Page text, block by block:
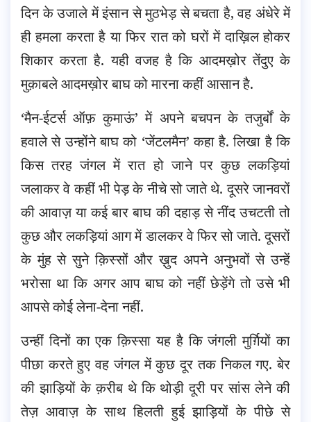
दिन के उजाले में इंसान से मुठभेड़ से बचता है, वह अंधेरे में
ही हमला करता है या फिर रात को घरों में दाख़िल होकर
शिकार करता है. यही वजह है कि आदमख़ोर तेंदुए के
मुक़ाबले आदमख़ोर बाघ को मारना कहीं आसान है.
‘मैन-ईटर्स ऑफ़ कुमाऊं’ में अपने बचपन के तजुर्बों के
हवाले से उन्होंने बाघ को ‘जेंटलमैन’ कहा है. लिखा है कि
किस तरह जंगल में रात हो जाने पर कुछ लकड़ियां
जलाकर वे कहीं भी पेड़ के नीचे सो जाते थे. दूसरे जानवरों
की आवाज़ या कई बार बाघ की दहाड़ से नींद उचटती तो
कुछ और लकड़ियां आग में डालकर वे फिर सो जाते. दूसरों
के मुंह से सुने क़िस्सों और ख़ुद अपने अनुभवों से उन्हें
भरोसा था कि अगर आप बाघ को नहीं छेड़ेंगे तो उसे भी
आपसे कोई लेना-देना नहीं.
उन्हीं दिनों का एक क़िस्सा यह है कि जंगली मुर्ग़ियों का
पीछा करते हुए वह जंगल में कुछ दूर तक निकल गए. बेर
की झाड़ियों के क़रीब थे कि थोड़ी दूरी पर सांस लेने की
तेज़ आवाज़ के साथ हिलती हुई झाड़ियों के पीछे से